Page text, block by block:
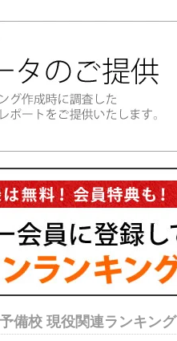
備校 現役関連ランキング